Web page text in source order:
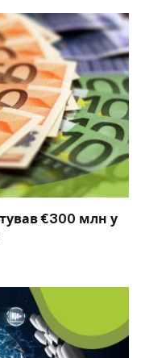
€300 млн у